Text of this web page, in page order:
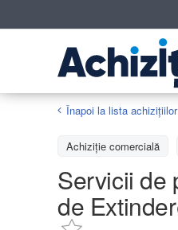
Înapoi la lista achiziţiilor
Achizițiе comercială
Servicii de
de